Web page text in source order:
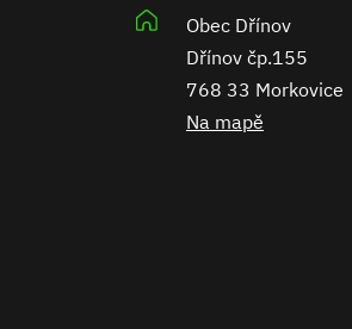
Obec Dřínov
Dřínov čp.155
768 33 Morkovice
Na mapě